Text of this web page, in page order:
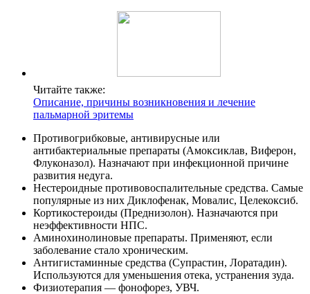
Читайте также:
Описание, причины возникновения и лечение
пальмарной эритемы
Противогрибковые, антивирусные или
антибактериальные препараты (Амоксиклав, Виферон,
Флуконазол). Назначают при инфекционной причине
развития недуга.
Нестероидные противовоспалительные средства. Самые
популярные из них Диклофенак, Мовалис, Целекоксиб.
Кортикостероиды (Преднизолон). Назначаются при
неэффективности НПС.
Аминохинолиновые препараты. Применяют, если
заболевание стало хроническим.
Антигистаминные средства (Супрастин, Лоратадин).
Используются для уменьшения отека, устранения зуда.
Физиотерапия — фонофорез, УВЧ.